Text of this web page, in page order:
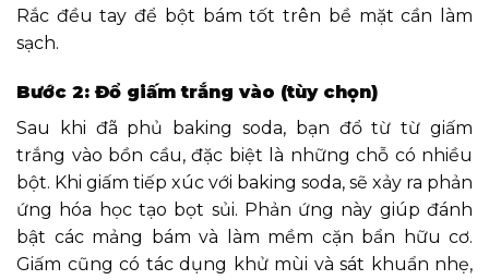
Rắc đều tay để bột bám tốt trên bề mặt cần làm
sạch.
Bước 2: Đổ giấm trắng vào (tùy chọn)
Sau khi đã phủ baking soda, bạn đổ từ từ giấm
trắng vào bồn cầu, đặc biệt là những chỗ có nhiều
bột. Khi giấm tiếp xúc với baking soda, sẽ xảy ra phản
ứng hóa học tạo bọt sủi. Phản ứng này giúp đánh
bật các mảng bám và làm mềm cặn bẩn hữu cơ.
Giấm cũng có tác dụng khử mùi và sát khuẩn nhẹ,